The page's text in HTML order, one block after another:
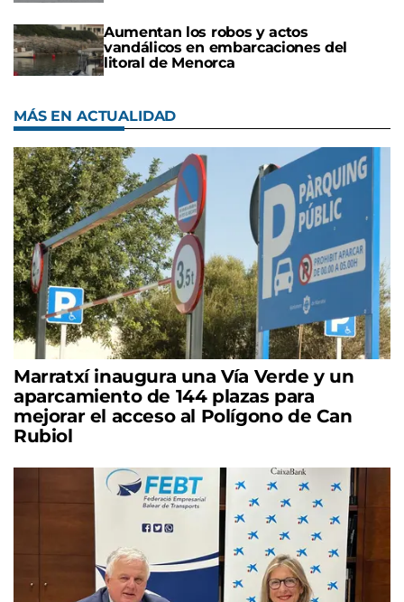
Aumentan los robos y actos
vandálicos en embarcaciones del
litoral de Menorca
MÁS EN ACTUALIDAD
Marratxí inaugura una Vía Verde y un
aparcamiento de 144 plazas para
mejorar el acceso al Polígono de Can
Rubiol